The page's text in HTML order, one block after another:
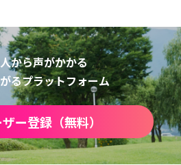
から声がかかる
るプラットフォーム
ー登録（無料）